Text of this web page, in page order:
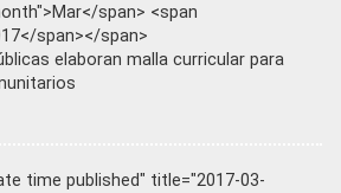
span> <span
span></span>
elaboran malla curricular para
time published" title="2017-03-